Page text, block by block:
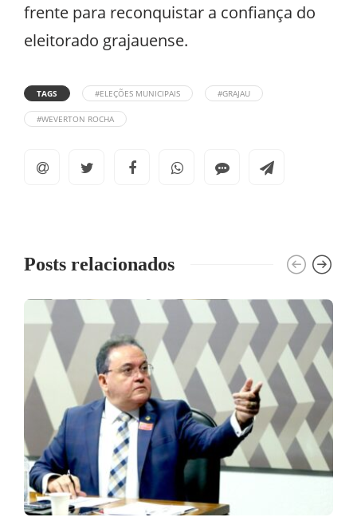
frente para reconquistar a confiança do
eleitorado grajauense.
TAGS #ELEÇÕES MUNICIPAIS #GRAJAU
#WEVERTON ROCHA
Posts relacionados